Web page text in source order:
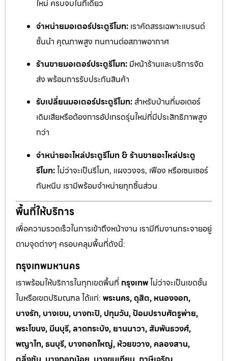
ใหม่ ครบจบในที่เดียว
จำหน่ายมอเตอร์ประตูรีโมท: เราคัดสรรเฉพาะแบรนด์
ชั้นนำ คุณภาพสูง ทนทานต่อสภาพอากาศ
ร้านขายมอเตอร์ประตูรีโมท: มีหน้าร้านและบริการจัด
ส่ง พร้อมการรับประกันสินค้า
รับเปลี่ยนมอเตอร์ประตูรีโมท: สำหรับบ้านที่มอเตอร์
เดิมเสียหรือต้องการอัปเกรดรุ่นใหม่ที่มีประสิทธิภาพสูง
กว่า
จำหน่ายอะไหล่ประตูรีโมท & ร้านขายอะไหล่ประตู
รีโมท:ไม่ว่าจะเป็นรีโมท, แผงวงจร, เฟือง หรือเซนเซอร์
กันหนีบ เรามีพร้อมจำหน่ายทุกชิ้นส่วน
พื้นที่ให้บริการ
เพื่อความรวดเร็วในการเข้าถึงหน้างาน เรามีทีมงานกระจายอยู่
ตามจุดต่างๆ ครอบคลุมพื้นที่ดังนี้:
กรุงเทพมหานคร
เราพร้อมให้บริการในทุกเขตพื้นที่ กรุงเทพไม่ว่าจะเป็นเขตชั้น
ในหรือเขตปริมณฑล ได้แก่: พระนคร, ดุสิต, หนองจอก,
บางรัก, บางเขน, บางกะปิ, ปทุมวัน, ป้อมปราบศัตรูพ่าย,
พระโขนง, มีนบุรี, ลาดกระบัง, ยานนาวา, สัมพันธวงศ์,
พญาไท, ธนบุรี, บางกอกใหญ่, ห้วยขวาง, คลองสาน,